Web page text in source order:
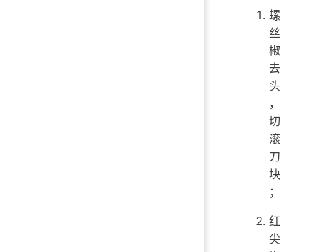
螺
丝
椒
去
头
，
切
滚
刀
块
；
红
尖